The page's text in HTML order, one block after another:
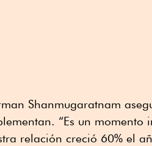
Shanmugaratnam
“Es un momento
relación creció 60% el